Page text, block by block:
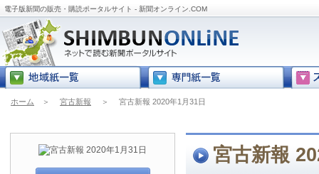
電子版新聞の販売・購読ポータルサイト - 新聞オンライン.COM
ホーム ＞ 宮古新報 ＞ 宮古新報 2020年1月31日
宮古新報